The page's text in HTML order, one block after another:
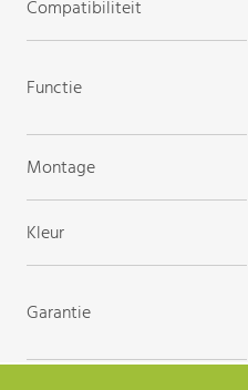
Compatibiliteit
Functie
Montage
Kleur
Garantie